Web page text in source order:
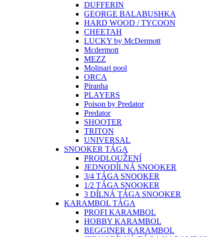
DUFFERIN
GEORGE BALABUSHKA
HARD WOOD / TYCOON
CHEETAH
LUCKY by McDermott
Mcdermott
MEZZ
Molinari pool
ORCA
Piranha
PLAYERS
Poison by Predator
Predator
SHOOTER
TRITON
UNIVERSAL
SNOOKER TÁGA
PRODLOUŽENÍ
JEDNODÍLNÁ SNOOKER
3/4 TÁGA SNOOKER
1/2 TÁGA SNOOKER
3 DÍLNÁ TÁGA SNOOKER
KARAMBOL TÁGA
PROFI KARAMBOL
HOBBY KARAMBOL
BEGGINER KARAMBOL